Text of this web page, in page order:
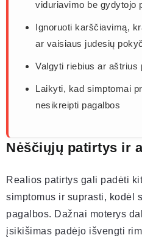
viduriavimo be gydytojo
Ignoruoti karščiavimą,
ar vaisiaus judesių
Valgyti riebius ar aštrius
Laikyti, kad simptomai
nesikreipti pagalbos
Nėščiųjų patirtys ir
Realios patirtys gali padėti
simptomus ir suprasti, kodėl
pagalbos. Dažnai moterys
įsikišimas padėjo išvengti